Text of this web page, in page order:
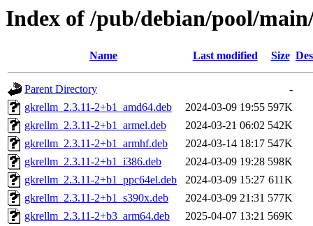
Index of /pub/debian/pool/
Name Last modified Size
Parent Directory
-
gkrellm_2.3.11-2+b1_amd64.deb
2024-03-09 19:55 597K
gkrellm_2.3.11-2+b1_armel.deb
2024-03-21 06:02 542K
gkrellm_2.3.11-2+b1_armhf.deb
2024-03-14 18:17 547K
gkrellm_2.3.11-2+b1_i386.deb
2024-03-09 19:28 598K
gkrellm_2.3.11-2+b1_ppc64el.deb
2024-03-09 15:27 611K
gkrellm_2.3.11-2+b1_s390x.deb
2024-03-09 21:31 577K
gkrellm_2.3.11-2+b3_arm64.deb
2025-04-07 13:21 569K